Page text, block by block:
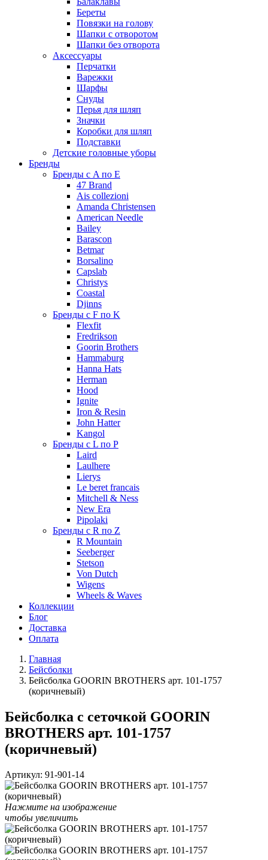
Береты
Повязки на голову
Шапки с отворотом
Шапки без отворота
Аксессуары
Перчатки
Варежки
Шарфы
Снуды
Перья для шляп
Значки
Коробки для шляп
Подставки
Детские головные уборы
Бренды
Бренды с A по E
47 Brand
Ais collezioni
Amanda Christensen
American Needle
Bailey
Barascon
Betmar
Borsalino
Capslab
Christys
Coastal
Djinns
Бренды с F по K
Flexfit
Fredrikson
Goorin Brothers
Hammaburg
Hanna Hats
Herman
Hood
Ignite
Iron & Resin
John Hatter
Kangol
Бренды с L по P
Laird
Laulhere
Lierys
Le beret francais
Mitchell & Ness
New Era
Pipolaki
Бренды с R по Z
R Mountain
Seeberger
Stetson
Von Dutch
Wigens
Wheels & Waves
Коллекции
Блог
Доставка
Оплата
Главная
Бейсболки
Бейсболка GOORIN BROTHERS арт. 101-1757
(коричневый)
Бейсболка с сеточкой GOORIN
BROTHERS арт. 101-1757
(коричневый)
Артикул: 91-901-14
Нажмите на изображение
чтобы увеличить